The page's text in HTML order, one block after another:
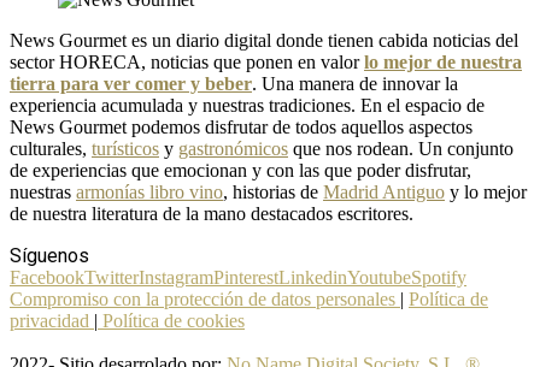
News Gourmet es un diario digital donde tienen cabida noticias del
sector HORECA, noticias que ponen en valorlo mejor de nuestra
tierra para ver comer y beber. Una manera de innovar la
experiencia acumulada y nuestras tradiciones. En el espacio de
News Gourmet podemos disfrutar de todos aquellos aspectos
culturales, turísticos y gastronómicos que nos rodean. Un conjunto
de experiencias que emocionan y con las que poder disfrutar,
nuestras armonías libro vino, historias de Madrid Antiguo y lo mejor
de nuestra literatura de la mano destacados escritores.
Síguenos
FacebookTwitterInstagramPinterestLinkedinYoutubeSpotify
Compromiso con la protección de datos personales | Política de
privacidad | Política de cookies